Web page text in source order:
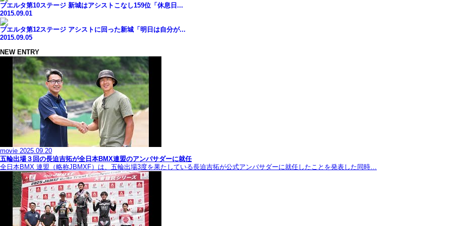
ブエルタ第10ステージ 新城はアシストこなし159位「休息日...
2015.09.01
ブエルタ第12ステージ アシストに回った新城「明日は自分が...
2015.09.05
NEW ENTRY
movie 2025.09.20
五輪出場３回の長迫吉拓が全日本BMX連盟のアンバサダーに就任
全日本BMX 連盟（略称JBMXF）は、五輪出場3度を果たしている長迫吉拓が公式アンバサダーに就任したことを発表した同時…